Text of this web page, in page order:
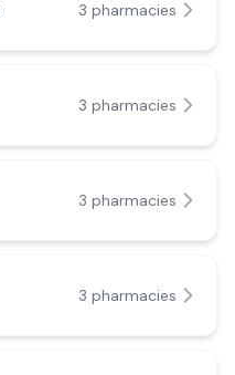
3 pharmacies
3 pharmacies
3 pharmacies
3 pharmacies